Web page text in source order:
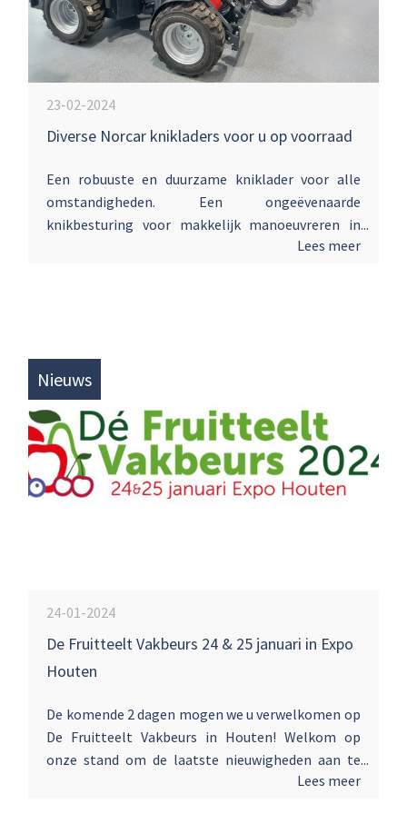
23-02-2024
Diverse Norcar knikladers voor u op voorraad
Een robuuste en duurzame kniklader voor alle
omstandigheden. Een ongeëvenaarde
knikbesturing voor makkelijk manoeuvreren in
krappe en smalle ruimtes. Met laagzwaartepunt,
Maarten de Heer 06-22206547 Wilco van
Laar 06-50817218
Lees meer
Nieuws
24-01-2024
De Fruitteelt Vakbeurs 24 & 25 januari in Expo
Houten
De komende 2 dagen mogen we u verwelkomen op
De Fruitteelt Vakbeurs in Houten! Welkom op
onze stand om de laatste nieuwigheden aan te
tonen. We presenteren u hier onder andere: De
Lees meer